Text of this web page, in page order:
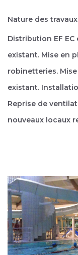
Nature des
Distribution EF
existant. Mise en
robinetteries.
existant.
Reprise de
nouveaux locaux